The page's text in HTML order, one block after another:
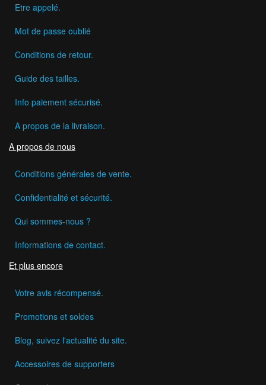
Etre appelé.
Mot de passe oublié
Conditions de retour.
Guide des tailles.
Info paiement sécurisé.
A propos de la livraison.
A propos de nous
Conditions générales de vente.
Confidentialité et sécurité.
Qui sommes-nous ?
Informations de contact.
Et plus encore
Votre avis récompensé.
Promotions et soldes
Blog, suivez l'actualité du site.
Accessoires de supporters